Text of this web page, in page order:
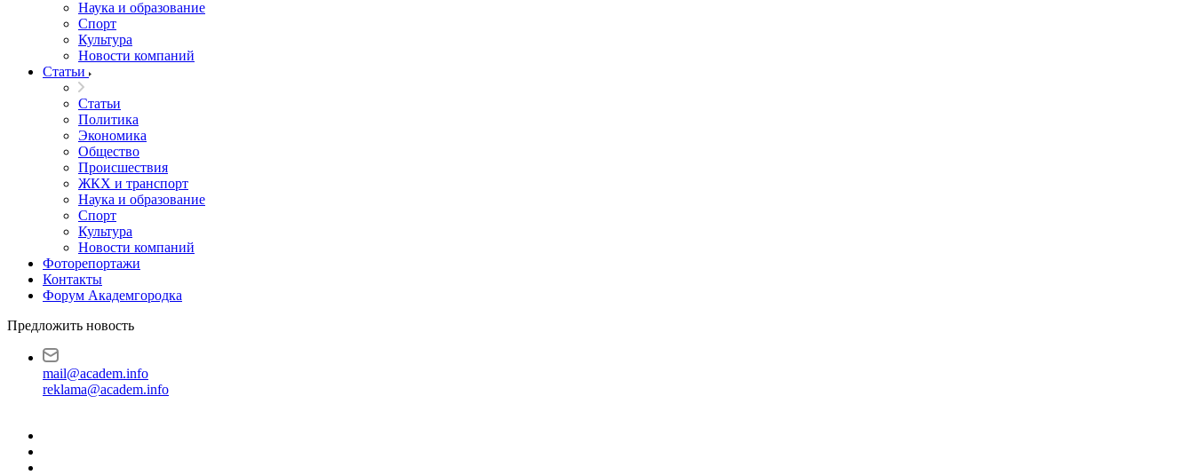
Наука и образование
Спорт
Культура
Новости компаний
Статьи
Статьи
Политика
Экономика
Общество
Происшествия
ЖКХ и транспорт
Наука и образование
Спорт
Культура
Новости компаний
Фоторепортажи
Контакты
Форум Академгородка
Предложить новость
mail@academ.info
reklama@academ.info